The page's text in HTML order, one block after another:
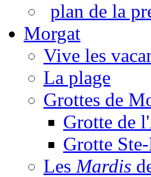
plan de la
Morgat
Vive les
La plage
Grottes de
Grotte de
Grotte
Les Mardis